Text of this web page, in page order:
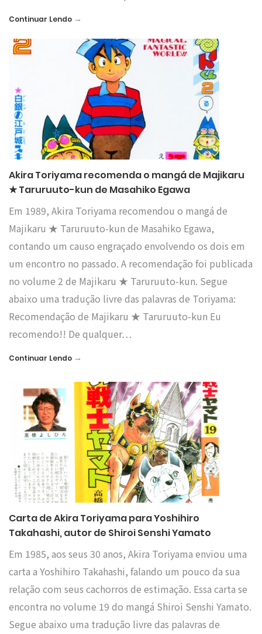
Continuar Lendo →
Akira Toriyama recomenda o mangá de Majikaru
★ Taruruuto-kun de Masahiko Egawa
Em 1989, Akira Toriyama recomendou o mangá de
Majikaru ★ Taruruuto-kun de Masahiko Egawa,
contando um causo engraçado envolvendo os dois em
um encontro no passado. A recomendação foi publicada
no volume 2 de Majikaru ★ Taruruuto-kun. Segue
abaixo uma tradução livre das palavras de Toriyama:
Recomendação de Majikaru ★ Taruruuto-kun Eu
recomendo!! De qualquer…
Continuar Lendo →
Carta de Akira Toriyama para Yoshihiro
Takahashi, autor de Shiroi Senshi Yamato
Em 1985, aos seus 30 anos, Akira Toriyama enviou uma
carta a Yoshihiro Takahashi, falando um pouco da sua
relação com seus cachorros de estimação. Essa carta se
encontra no volume 19 do mangá Shiroi Senshi Yamato.
Segue abaixo uma tradução livre das palavras de